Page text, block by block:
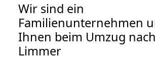
Wir sind ein
Familienunternehmen
Ihnen beim Umzug
Limmer